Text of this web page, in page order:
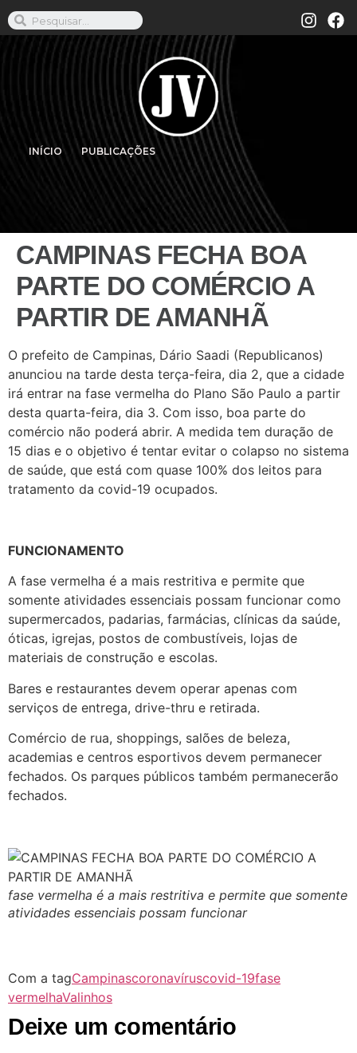
INÍCIO PUBLICAÇÕES
CAMPINAS FECHA BOA
PARTE DO COMÉRCIO A
PARTIR DE AMANHÃ
O prefeito de Campinas, Dário Saadi (Republicanos)
anunciou na tarde desta terça-feira, dia 2, que a cidade
irá entrar na fase vermelha do Plano São Paulo a partir
desta quarta-feira, dia 3. Com isso, boa parte do
comércio não poderá abrir. A medida tem duração de
15 dias e o objetivo é tentar evitar o colapso no sistema
de saúde, que está com quase 100% dos leitos para
tratamento da covid-19 ocupados.
FUNCIONAMENTO
A fase vermelha é a mais restritiva e permite que
somente atividades essenciais possam funcionar como
supermercados, padarias, farmácias, clínicas da saúde,
óticas, igrejas, postos de combustíveis, lojas de
materiais de construção e escolas.
Bares e restaurantes devem operar apenas com
serviços de entrega, drive-thru e retirada.
Comércio de rua, shoppings, salões de beleza,
academias e centros esportivos devem permanecer
fechados. Os parques públicos também permanecerão
fechados.
fase vermelha é a mais restritiva e permite que somente
atividades essenciais possam funcionar
Com a tagCampinascoronavíruscovid-19fase
vermelhaValinhos
Deixe um comentário